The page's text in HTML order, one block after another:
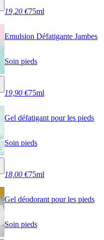
19,20 €75ml
Emulsion Défatigante Jambes
Soin pieds
19,90 €75ml
Gel défatigant pour les pieds
Soin pieds
18,00 €75ml
Gel déodorant pour les pieds
Soin pieds